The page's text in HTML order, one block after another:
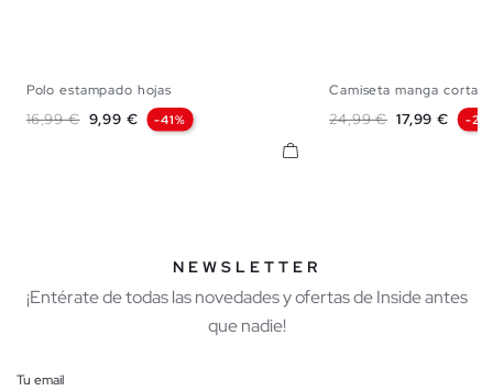
L
Polo estampado hojas
Precio base
16,99 € Precio
9,99 € -41%
Camiseta manga corta
Precio base
24,99 € Precio
17,99 € -
NEWSLETTER
¡Entérate de todas las novedades y ofertas de Inside antes
que nadie!
Tu email